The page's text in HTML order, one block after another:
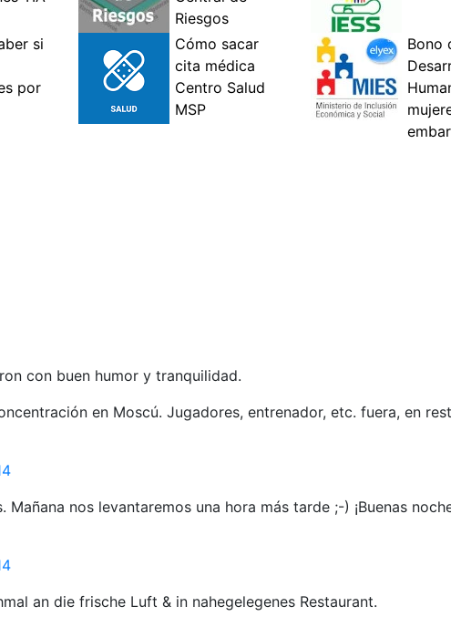
con buen humor y tranquilidad.
en Moscú. Jugadores, entrenador, etc. fuera, en
nos levantaremos una hora más tarde ;-) ¡Buenas
an die frische Luft & in nahegelegenes Restaurant.